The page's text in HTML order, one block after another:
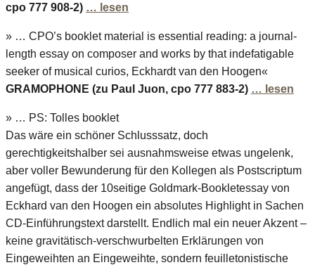
cpo 777 908-2) … lesen
» … CPO’s booklet material is essential reading: a journal-
length essay on composer and works by that indefatigable
seeker of musical curios, Eckhardt van den Hoogen«
GRAMOPHONE (zu Paul Juon, cpo 777 883-2) … lesen
» … PS: Tolles booklet
Das wäre ein schöner Schlusssatz, doch
gerechtigkeitshalber sei ausnahmsweise etwas ungelenk,
aber voller Bewunderung für den Kollegen als Postscriptum
angefügt, dass der 10seitige Goldmark-Bookletessay von
Eckhard van den Hoogen ein absolutes Highlight in Sachen
CD-Einführungstext darstellt. Endlich mal ein neuer Akzent –
keine gravitätisch-verschwurbelten Erklärungen von
Eingeweihten an Eingeweihte, sondern feuilletonistische